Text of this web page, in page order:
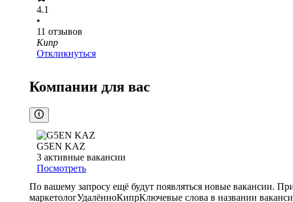
4.1
•
11 отзывов
Кипр
Откликнуться
Компании для вас
G5EN KAZ
3 активные вакансии
Посмотреть
По вашему запросу ещё будут появляться новые вакансии.
маркетологУдалённоКипрКлючевые слова в названии